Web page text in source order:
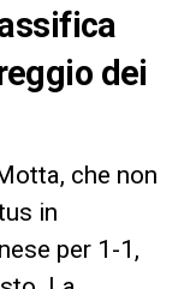
dei
che non
in
per 1-1,